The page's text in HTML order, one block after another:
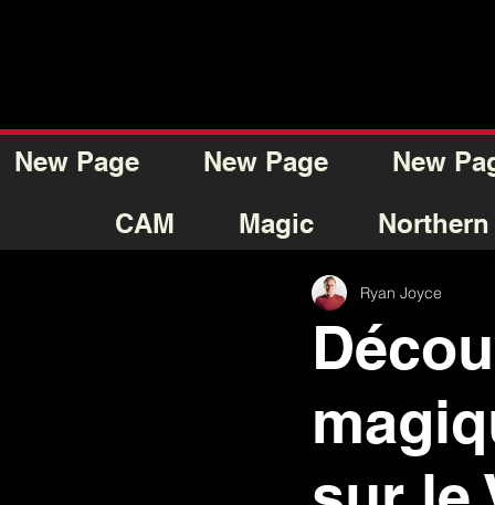
New Page
New Page New
CAM
Magic Northern
Ryan Joyce